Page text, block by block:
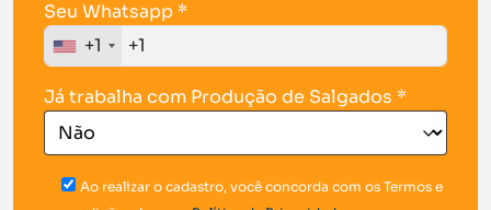
Seu Whatsapp *
+1
Já trabalha com Produção de Salgados *
Ao realizar o cadastro, você concorda com os Termos e